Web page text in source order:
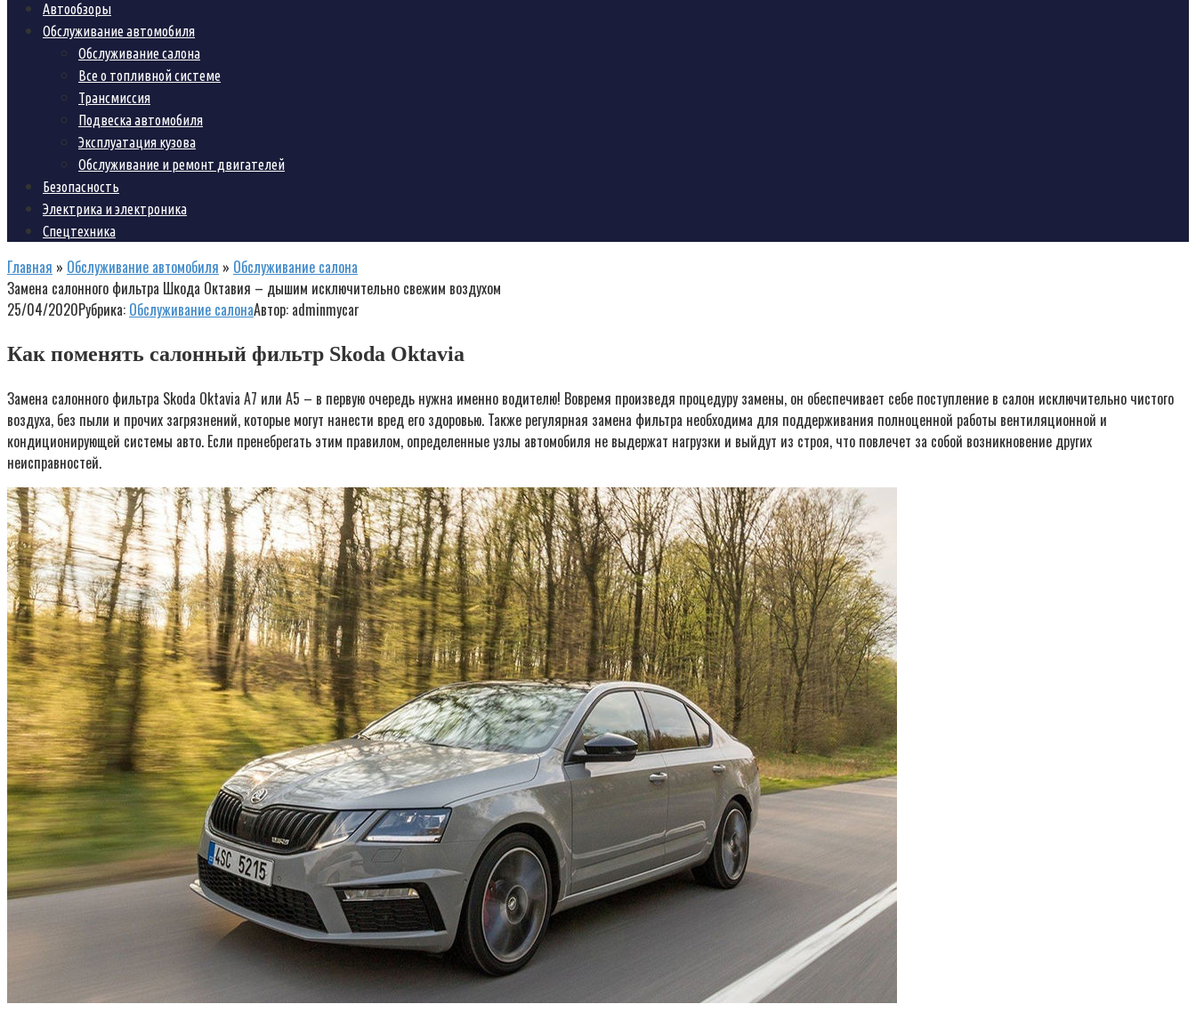
Автообзоры
Обслуживание автомобиля
Обслуживание салона
Все о топливной системе
Трансмиссия
Подвеска автомобиля
Эксплуатация кузова
Обслуживание и ремонт двигателей
Безопасность
Электрика и электроника
Спецтехника
Главная » Обслуживание автомобиля » Обслуживание салона
Замена салонного фильтра Шкода Октавия – дышим исключительно свежим воздухом
25/04/2020Рубрика: Обслуживание салонаАвтор: adminmycar
Как поменять салонный фильтр Skoda Oktavia
Замена салонного фильтра Skoda Oktavia A7 или А5 – в первую очередь нужна именно водителю! Вовремя произведя процедуру замены, он обеспечивает себе поступление в салон исключительно чистого
воздуха, без пыли и прочих загрязнений, которые могут нанести вред его здоровью. Также регулярная замена фильтра необходима для поддерживания полноценной работы вентиляционной и
кондиционирующей системы авто. Если пренебрегать этим правилом, определенные узлы автомобиля не выдержат нагрузки и выйдут из строя, что повлечет за собой возникновение других
неисправностей.